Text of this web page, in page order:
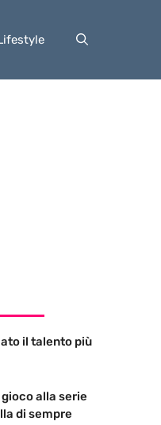
il talento più
alla serie
di sempre